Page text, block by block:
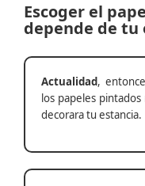
Escoger el
depende de tu
Actualidad,
los papeles
decorara tu estancia.